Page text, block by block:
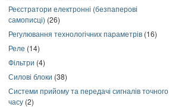
Реєстратори електронні (безпаперові
самописці) (26)
Регулювання технологічних параметрів (16)
Реле (14)
Фільтри (4)
Силові блоки (38)
Системи прийому та передачі сигналів точного
часу (2)